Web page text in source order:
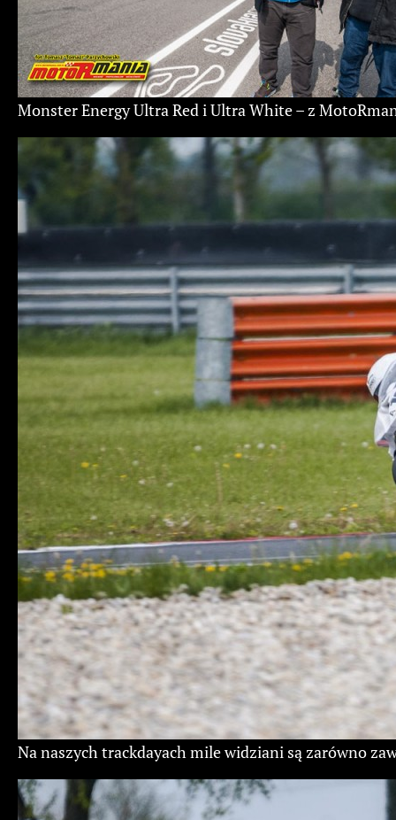
Monster Energy Ultra Red i Ultra White – z
Na naszych trackdayach mile widziani są zarówno